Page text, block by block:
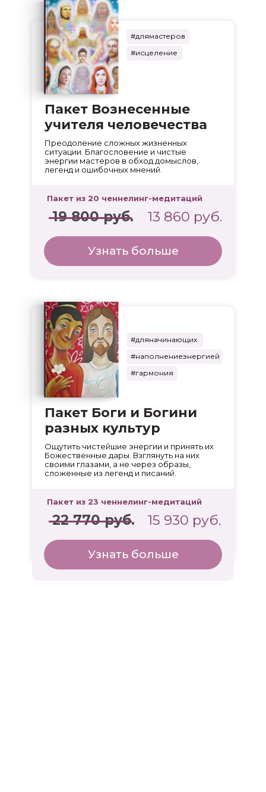
#длямастеров
#исцеление
Пакет Вознесенные
учителя человечества
19 800 руб. 13 860 руб.
Преодоление сложных жизненных
ситуации. Благословение и чистые
энергии мастеров в обход домыслов,
легенд и ошибочных мнений.
Пакет из 20 ченнелинг-медитаций
Узнать больше
#дляначинающих
#наполнениеэнергией
Пакет Боги и Богини
разных культур
22 770 руб. 15 930 руб.
Ощутить чистейшие энергии и принять их
Божественные дары. Взглянуть на них
своими глазами, а не через образы,
сложенные из легенд и писаний.
Пакет из 23 ченнелинг-медитаций
Узнать больше
#гармония